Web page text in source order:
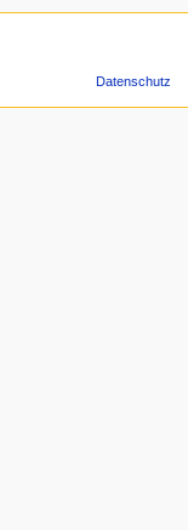
Datenschutz